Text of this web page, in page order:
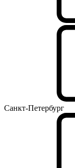
Санкт-Петербург